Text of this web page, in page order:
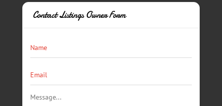
Contact Listings Owner Form